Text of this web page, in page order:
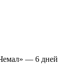
— 6 дней